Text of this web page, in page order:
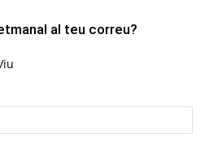
al teu correu?